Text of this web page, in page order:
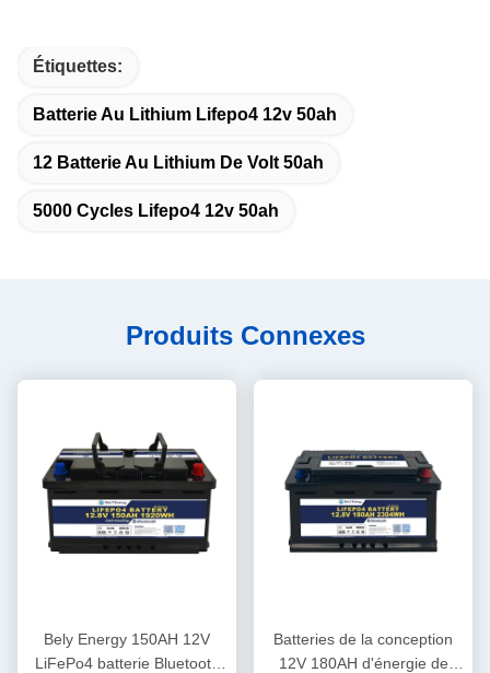
Étiquettes:
Batterie Au Lithium Lifepo4 12v 50ah
12 Batterie Au Lithium De Volt 50ah
5000 Cycles Lifepo4 12v 50ah
Produits Connexes
Bely Energy 150AH 12V
LiFePo4 batterie Bluetooth
Batteries de la conception
12V 180AH d'énergie de